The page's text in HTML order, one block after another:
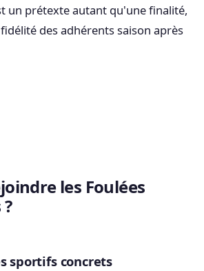
un prétexte autant qu'une finalité,
des adhérents saison après
les Foulées
sportifs concrets